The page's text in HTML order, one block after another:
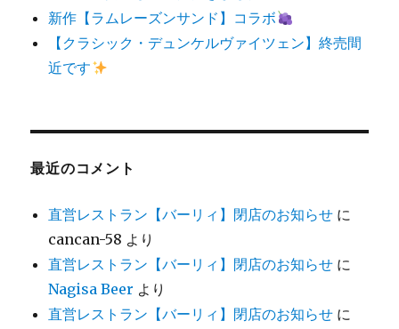
新作【ラムレーズンサンド】コラボ
【クラシック・デュンケルヴァイツェン】終売間
近です
最近のコメント
直営レストラン【バーリィ】閉店のお知らせ に
cancan-58 より
直営レストラン【バーリィ】閉店のお知らせ に
Nagisa Beer より
直営レストラン【バーリィ】閉店のお知らせ に